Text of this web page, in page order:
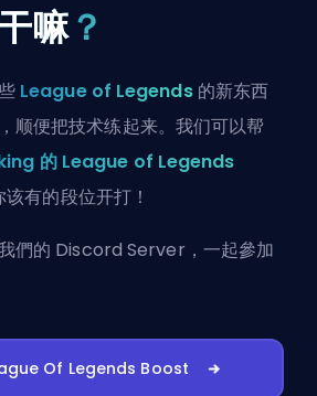
嘛？
League of Legends的新东西
顺便把技术练起来。我们可以帮
的 League of Legends
有的段位开打！
們的 Discord Server ，一起參加
Of Legends Boost